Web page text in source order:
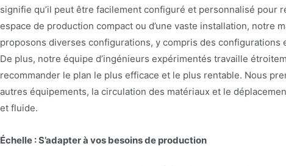
signifie qu’il peut être facilement configuré et personnalisé pour
espace de production compact ou d’une vaste installation, notre
proposons diverses configurations, y compris des
De plus, notre équipe d’ingénieurs expérimentés travaille
recommander le plan le plus efficace et le plus rentable. Nous
autres équipements, la circulation des matériaux et le
et fluide.
Échelle : S’adapter à vos besoins de production